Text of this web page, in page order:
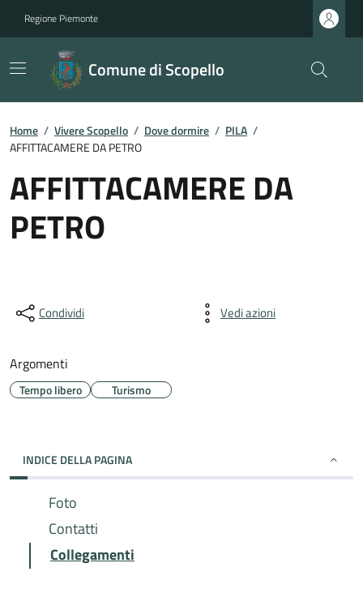
Regione Piemonte
Comune di Scopello
Home / Vivere Scopello / Dove dormire / PILA /
AFFITTACAMERE DA PETRO
AFFITTACAMERE DA
PETRO
Condividi Vedi azioni
Argomenti
Tempo libero Turismo
INDICE DELLA PAGINA
Foto
Contatti
Collegamenti